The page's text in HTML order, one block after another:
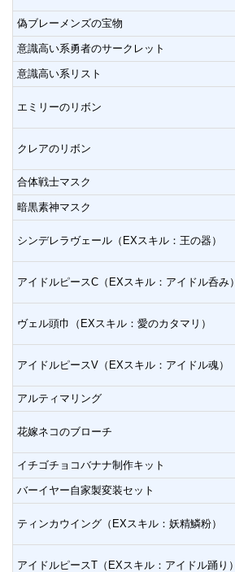
偽ブレーメンズの宝物
意識高い系勇者のサークレット
意識高い系リスト
エミリーのリボン
クレアのリボン
合体戦士マスク
暗黒素神マスク
シンデレラヴェール（EXスキル：王の器）
アイドルピースC（EXスキル：アイドル呑み）
ヴェル頭巾（EXスキル：愛のカタマリ）
アイドルピースV（EXスキル：アイドル魂）
アルティマリング
花嫁ネコのブローチ
イチゴチョコバナナ制作キット
バーイヤー自家製変装セット
ティンカウイング（EXスキル：妖精鱗粉）
アイドルピースT（EXスキル：アイドル踊り）